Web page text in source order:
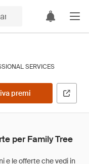
SERVICES
premi
per Family Tree